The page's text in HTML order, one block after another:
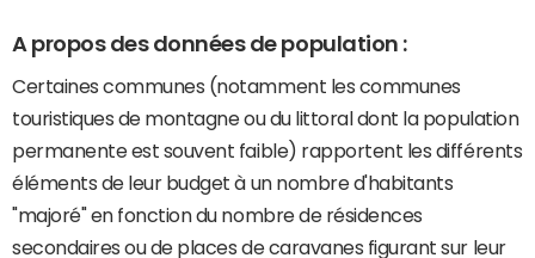
A propos des données de population :
Certaines communes (notamment les communes
touristiques de montagne ou du littoral dont la population
permanente est souvent faible) rapportent les différents
éléments de leur budget à un nombre d'habitants
"majoré" en fonction du nombre de résidences
secondaires ou de places de caravanes figurant sur leur